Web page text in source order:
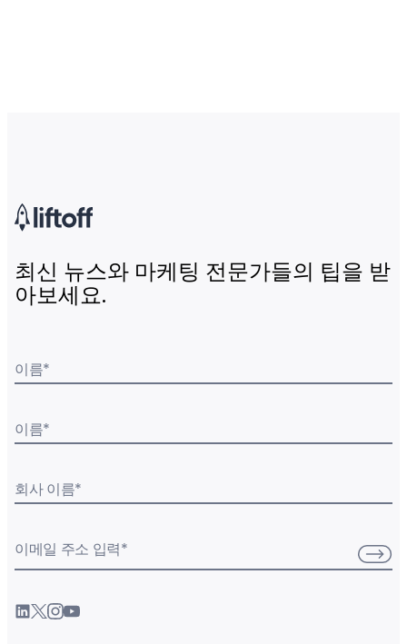
최신 뉴스와 마케팅 전문가들의 팁을 받
아보세요.
이름*
이름*
회사 이름*
이메일 주소 입력*